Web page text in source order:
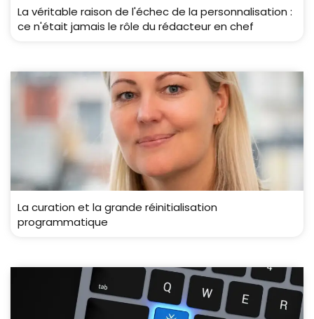
La véritable raison de l'échec de la personnalisation :
ce n'était jamais le rôle du rédacteur en chef
La curation et la grande réinitialisation
programmatique